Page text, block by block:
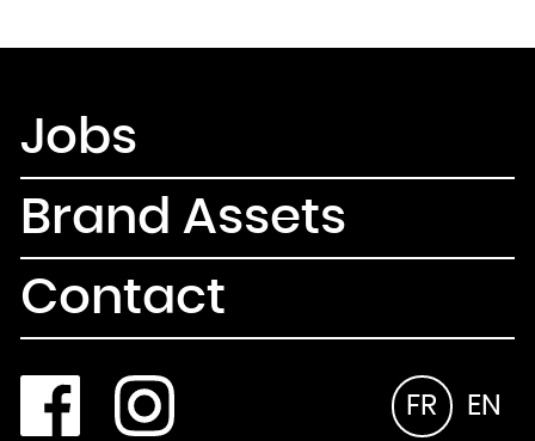
Jobs
Brand Assets
Contact
FR EN